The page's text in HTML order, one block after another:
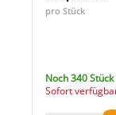
pro Stück
Noch 340
Sofort